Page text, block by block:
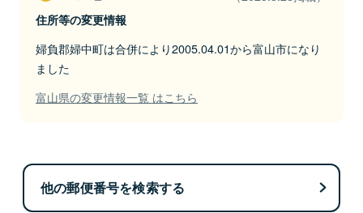
住所等の変更情報
婦負郡婦中町は合併により2005.04.01から富山市になり
ました
富山県の変更情報一覧 はこちら
他の郵便番号を検索する